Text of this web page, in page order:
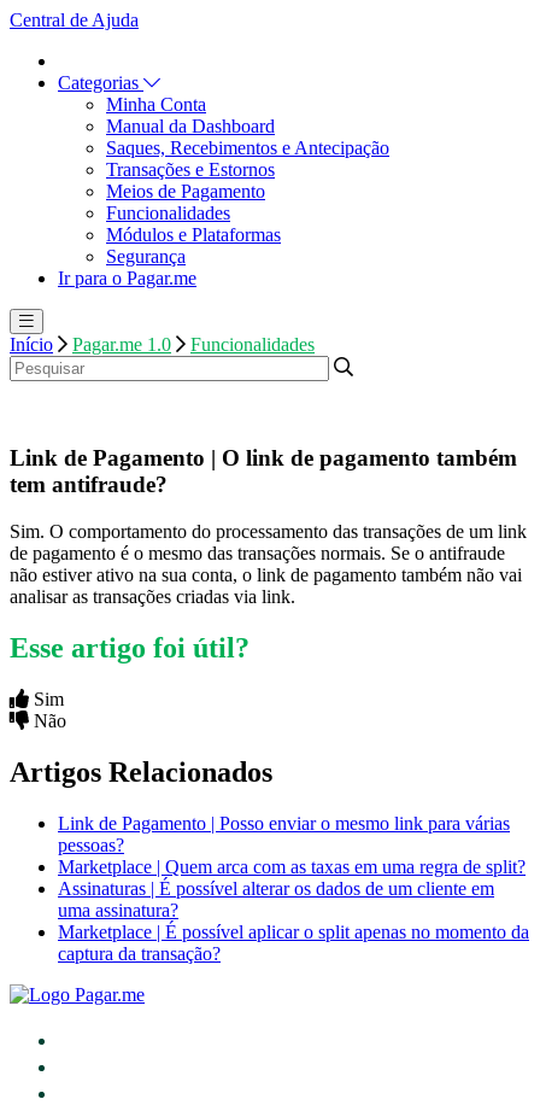
Central de Ajuda
Categorias
Minha Conta
Manual da Dashboard
Saques, Recebimentos e Antecipação
Transações e Estornos
Meios de Pagamento
Funcionalidades
Módulos e Plataformas
Segurança
Ir para o Pagar.me
Início Pagar.me 1.0 Funcionalidades
Link de Pagamento | O link de pagamento também
tem antifraude?
Sim. O comportamento do processamento das transações de um link
de pagamento é o mesmo das transações normais. Se o antifraude
não estiver ativo na sua conta, o link de pagamento também não vai
analisar as transações criadas via link.
Esse artigo foi útil?
Sim
Não
Artigos Relacionados
Link de Pagamento | Posso enviar o mesmo link para várias
pessoas?
Marketplace | Quem arca com as taxas em uma regra de split?
Assinaturas | É possível alterar os dados de um cliente em
uma assinatura?
Marketplace | É possível aplicar o split apenas no momento da
captura da transação?